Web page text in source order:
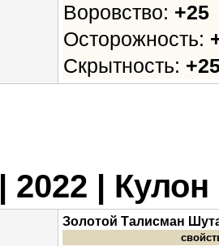
Воровство: +25
Осторожность:
Скрытность:
| 2022 | Кулон
Золотой Талисман